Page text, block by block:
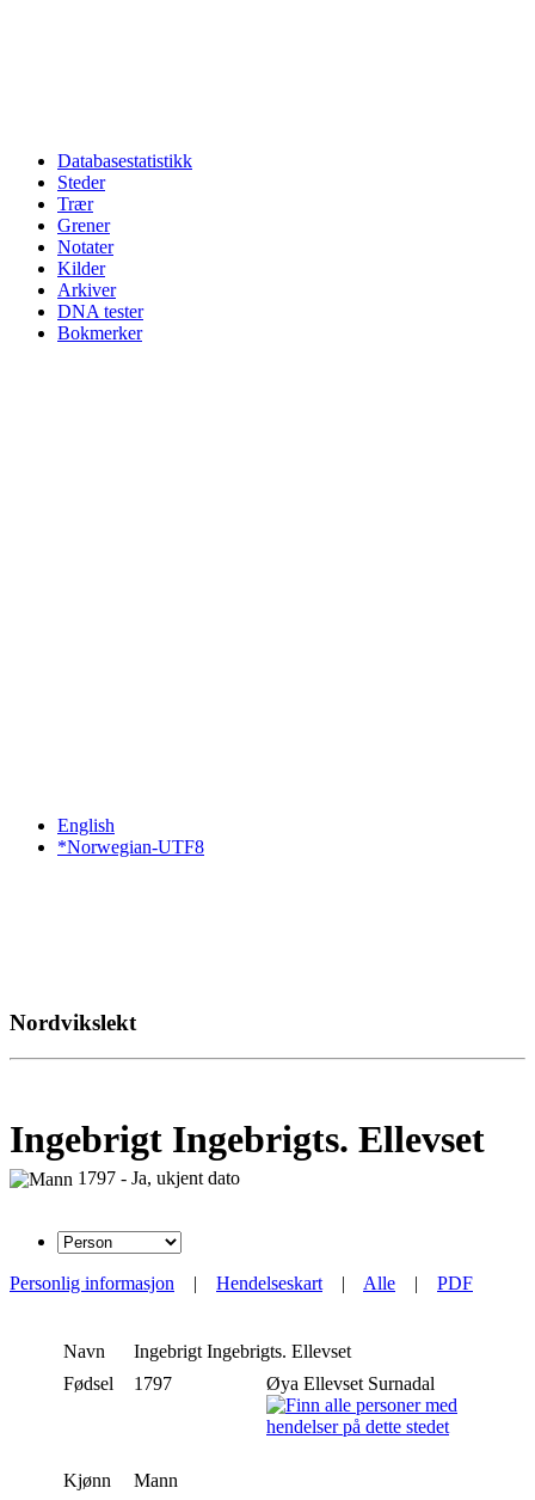
Databasestatistikk
Steder
Trær
Grener
Notater
Kilder
Arkiver
DNA tester
Bokmerker
English
*Norwegian-UTF8
Nordvikslekt
Ingebrigt Ingebrigts. Ellevset
1797 - Ja, ukjent dato
Personlig informasjon | Hendelseskart | Alle | PDF
Navn Ingebrigt Ingebrigts. Ellevset
Fødsel
1797 Øya Ellevset Surnadal
Kjønn
Mann